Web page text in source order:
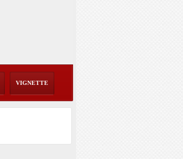
VIGNETTE